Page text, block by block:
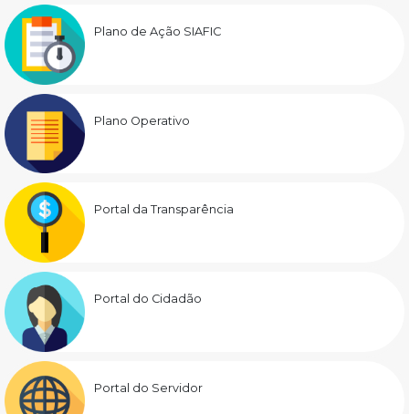
Plano de Ação SIAFIC
Plano Operativo
Portal da Transparência
Portal do Cidadão
Portal do Servidor